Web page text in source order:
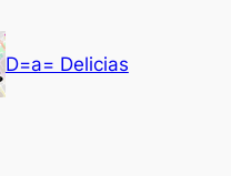
D=a= Delicias